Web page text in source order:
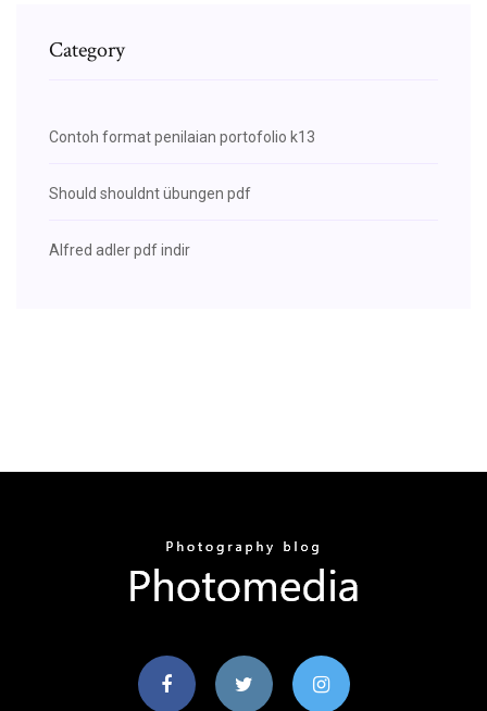
Category
Contoh format penilaian portofolio k13
Should shouldnt übungen pdf
Alfred adler pdf indir